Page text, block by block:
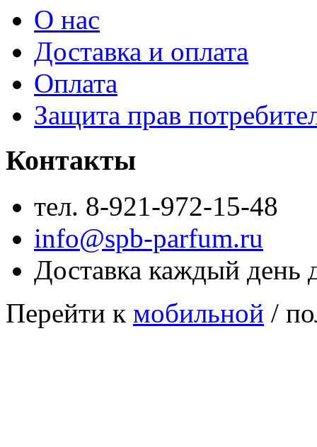
О нас
Доставка и оплата
Оплата
Защита прав
Контакты
тел. 8-921-972-15-48
info@spb-parfum.ru
Доставка каждый день
Перейти к мобильной /